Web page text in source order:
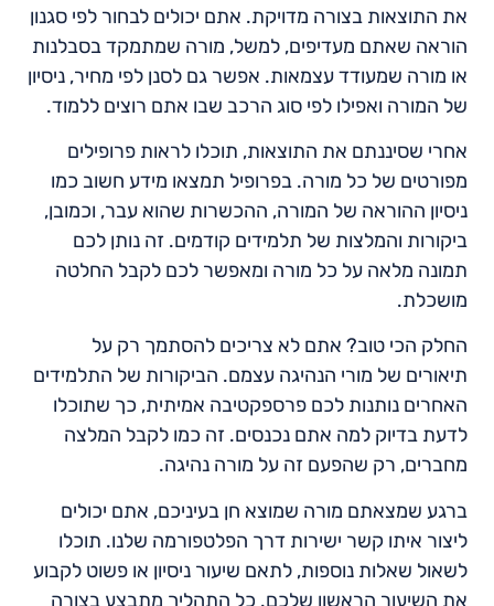
את התוצאות בצורה מדויקת. אתם יכולים לבחור לפי סגנון
הוראה שאתם מעדיפים, למשל, מורה שמתמקד בסבלנות
או מורה שמעודד עצמאות. אפשר גם לסנן לפי מחיר, ניסיון
של המורה ואפילו לפי סוג הרכב שבו אתם רוצים ללמוד.
אחרי שסיננתם את התוצאות, תוכלו לראות פרופילים
מפורטים של כל מורה. בפרופיל תמצאו מידע חשוב כמו
ניסיון ההוראה של המורה, ההכשרות שהוא עבר, וכמובן,
ביקורות והמלצות של תלמידים קודמים. זה נותן לכם
תמונה מלאה על כל מורה ומאפשר לכם לקבל החלטה
מושכלת.
החלק הכי טוב? אתם לא צריכים להסתמך רק על
תיאורים של מורי הנהיגה עצמם. הביקורות של התלמידים
האחרים נותנות לכם פרספקטיבה אמיתית, כך שתוכלו
לדעת בדיוק למה אתם נכנסים. זה כמו לקבל המלצה
מחברים, רק שהפעם זה על מורה נהיגה.
ברגע שמצאתם מורה שמוצא חן בעיניכם, אתם יכולים
ליצור איתו קשר ישירות דרך הפלטפורמה שלנו. תוכלו
לשאול שאלות נוספות, לתאם שיעור ניסיון או פשוט לקבוע
את השיעור הראשון שלכם. כל התהליך מתבצע בצורה